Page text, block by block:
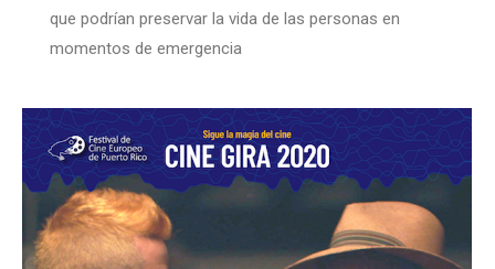
que podrían preservar la vida de las personas en
momentos de emergencia